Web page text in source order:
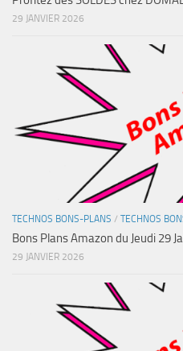
29 JANVIER 2026
TECHNOS BONS-PLANS / TECHNOS
Bons Plans Amazon du Jeudi 29
29 JANVIER 2026